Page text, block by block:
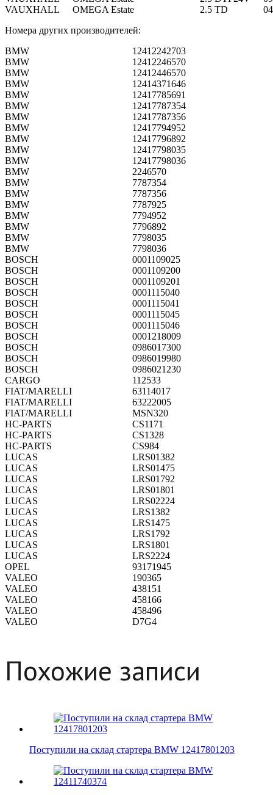
VAUXHALL
OMEGA Estate 2.5 TD
Номера других производителей:
BMW
12412242703
BMW
12412246570
BMW
12412446570
BMW
12414371646
BMW
12417785691
BMW
12417787354
BMW
12417787356
BMW
12417794952
BMW
12417796892
BMW
12417798035
BMW
12417798036
BMW
2246570
BMW
7787354
BMW
7787356
BMW
7787925
BMW
7794952
BMW
7796892
BMW
7798035
BMW
7798036
BOSCH
0001109025
BOSCH
0001109200
BOSCH
0001109201
BOSCH
0001115040
BOSCH
0001115041
BOSCH
0001115045
BOSCH
0001115046
BOSCH
0001218009
BOSCH
0986017300
BOSCH
0986019980
BOSCH
0986021230
CARGO
112533
FIAT/MARELLI
63114017
FIAT/MARELLI
63222005
FIAT/MARELLI
MSN320
HC-PARTS
CS1171
HC-PARTS
CS1328
HC-PARTS
CS984
LUCAS
LRS01382
LUCAS
LRS01475
LUCAS
LRS01792
LUCAS
LRS01801
LUCAS
LRS02224
LUCAS
LRS1382
LUCAS
LRS1475
LUCAS
LRS1792
LUCAS
LRS1801
LUCAS
LRS2224
OPEL
93171945
VALEO
190365
VALEO
438151
VALEO
458166
VALEO
458496
VALEO
D7G4
Похожие записи
Поступили на склад стартера BMW 12417801203